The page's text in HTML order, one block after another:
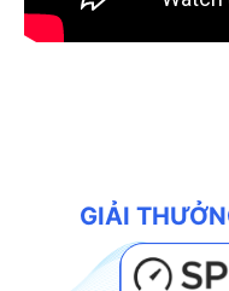
GIẢI